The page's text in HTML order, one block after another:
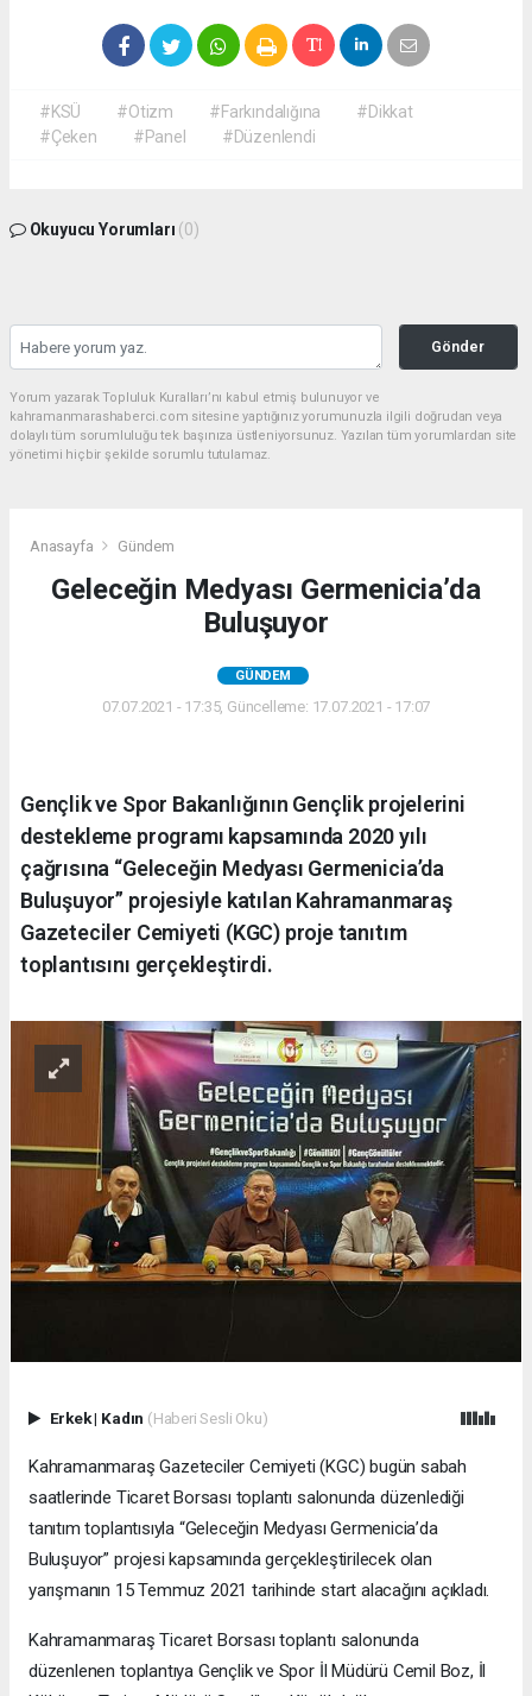
#KSÜ #Otizm #Farkındalığına
#Dikkat
#Çeken
#Panel #Düzenlendi
Okuyucu Yorumları (0)
Gönder
Yorum yazarak Topluluk Kuralları’nı kabul etmiş bulunuyor ve
kahramanmarashaberci.com sitesine yaptığınız yorumunuzla ilgili doğrudan veya
dolaylı tüm sorumluluğu tek başınıza üstleniyorsunuz. Yazılan tüm yorumlardan site
yönetimi hiçbir şekilde sorumlu tutulamaz.
Anasayfa Gündem
Geleceğin Medyası Germenicia’da
Buluşuyor
GÜNDEM
07.07.2021 - 17:35, Güncelleme: 17.07.2021 - 17:07
Gençlik ve Spor Bakanlığının Gençlik projelerini
destekleme programı kapsamında 2020 yılı
çağrısına “Geleceğin Medyası Germenicia’da
Buluşuyor” projesiyle katılan Kahramanmaraş
Gazeteciler Cemiyeti (KGC) proje tanıtım
toplantısını gerçekleştirdi.
Erkek| Kadın (Haberi Sesli Oku)
Kahramanmaraş Gazeteciler Cemiyeti (KGC) bugün sabah
saatlerinde Ticaret Borsası toplantı salonunda düzenlediği
tanıtım toplantısıyla “Geleceğin Medyası Germenicia’da
Buluşuyor” projesi kapsamında gerçekleştirilecek olan
yarışmanın 15 Temmuz 2021 tarihinde start alacağını açıkladı.
Kahramanmaraş Ticaret Borsası toplantı salonunda
düzenlenen toplantıya Gençlik ve Spor İl Müdürü Cemil Boz, İl